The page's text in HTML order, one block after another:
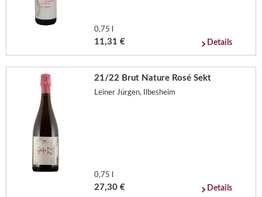
0,75 l
11,31 € Details
21/22 Brut Nature Rosé Sekt
Leiner Jürgen, Ilbesheim
0,75 l
27,30 € Details